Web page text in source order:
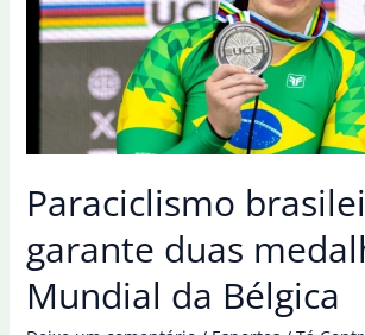
Mundo
com
Paraciclismo
garante duas
Mundial da Bélgica